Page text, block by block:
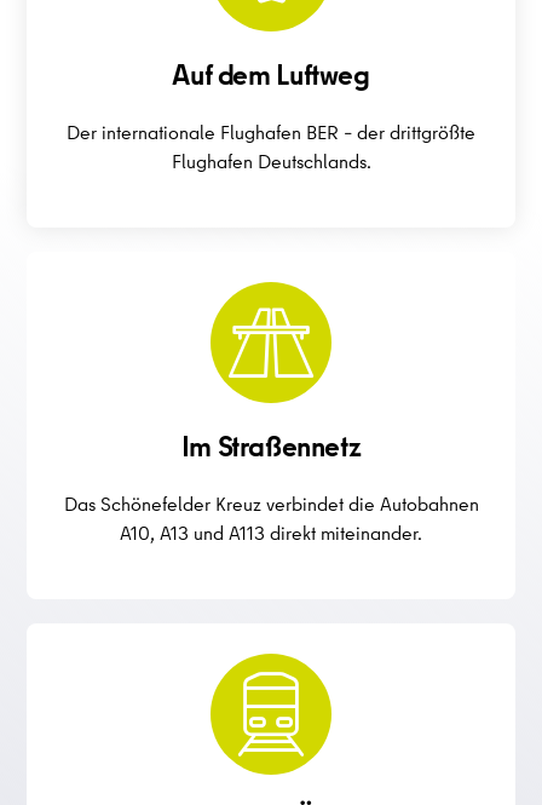
Auf dem Luftweg
Der internationale Flughafen BER – der drittgrößte
Flughafen Deutschlands.
Im Straßennetz
Das Schönefelder Kreuz verbindet die Autobahnen
A10, A13 und A113 direkt miteinander.